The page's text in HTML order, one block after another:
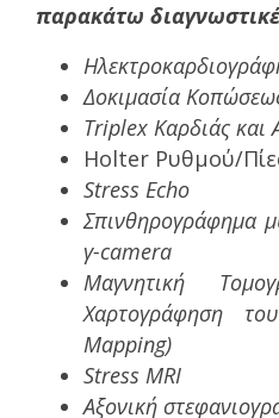
παρακάτω
Δοκιμασία
Triplex Καρδιάς και
Holter Ρυθμού/
Stress Echo
Σπινθηρογράφημα
γ-camera
Μαγνητική
Xαρτογράφηση
Mapping)
Stress MRI
Αξονική